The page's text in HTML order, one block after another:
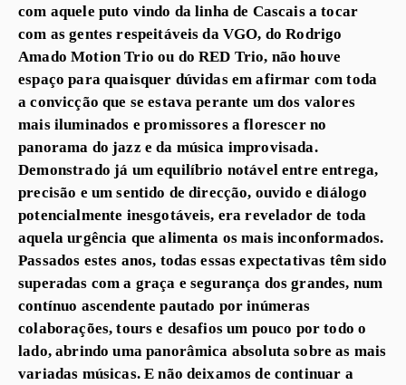
com aquele puto vindo da linha de Cascais a tocar
com as gentes respeitáveis da VGO, do Rodrigo
Amado Motion Trio ou do RED Trio, não houve
espaço para quaisquer dúvidas em afirmar com toda
a convicção que se estava perante um dos valores
mais iluminados e promissores a florescer no
panorama do jazz e da música improvisada.
Demonstrado já um equilíbrio notável entre entrega,
precisão e um sentido de direcção, ouvido e diálogo
potencialmente inesgotáveis, era revelador de toda
aquela urgência que alimenta os mais inconformados.
Passados estes anos, todas essas expectativas têm sido
superadas com a graça e segurança dos grandes, num
contínuo ascendente pautado por inúmeras
colaborações, tours e desafios um pouco por todo o
lado, abrindo uma panorâmica absoluta sobre as mais
variadas músicas. E não deixamos de continuar a